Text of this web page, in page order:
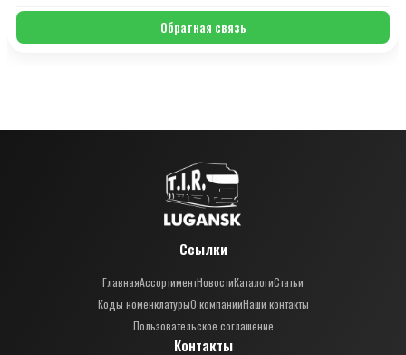
Обратная связь
Ссылки
ГлавнаяАссортиментНовостиКаталогиСтатьи
Коды номенклатурыО компанииНаши контакты
Пользовательское соглашение
Контакты